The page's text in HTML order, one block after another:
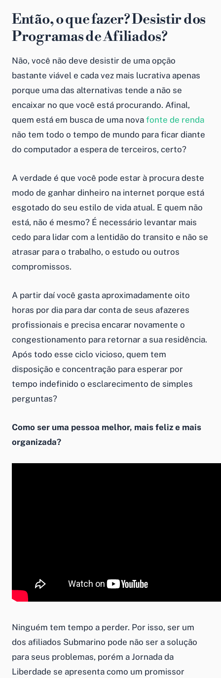
Então, o que fazer? Desistir dos
Programas de Afiliados?
Não, você não deve desistir de uma opção
bastante viável e cada vez mais lucrativa apenas
porque uma das alternativas tende a não se
encaixar no que você está procurando. Afinal,
quem está em busca de uma nova fonte de renda
não tem todo o tempo de mundo para ficar diante
do computador a espera de terceiros, certo?
A verdade é que você pode estar à procura deste
modo de ganhar dinheiro na internet porque está
esgotado do seu estilo de vida atual. E quem não
está, não é mesmo? É necessário levantar mais
cedo para lidar com a lentidão do transito e não se
atrasar para o trabalho, o estudo ou outros
compromissos.
A partir daí você gasta aproximadamente oito
horas por dia para dar conta de seus afazeres
profissionais e precisa encarar novamente o
congestionamento para retornar a sua residência.
Após todo esse ciclo vicioso, quem tem
disposição e concentração para esperar por
tempo indefinido o esclarecimento de simples
perguntas?
Como ser uma pessoa melhor, mais feliz e mais
organizada?
Ninguém tem tempo a perder. Por isso, ser um
dos afiliados Submarino pode não ser a solução
para seus problemas, porém a Jornada da
Liberdade se apresenta como um promissor